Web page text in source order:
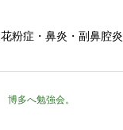
花粉症・鼻炎・副鼻腔炎
博多へ勉強会。